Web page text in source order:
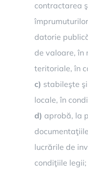
contractarea
datorie
de valoare, în
teritoriale, în
c) stabileşte
locale, în
d) aprobă, la
lucrările de
condiţiile legii;